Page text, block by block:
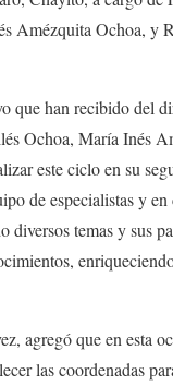
Amézquita Ochoa, y
que han recibido del
Ochoa, María Inés
este ciclo en su
de especialistas y
diversos temas y sus
agregóque en esta
las coordenadas